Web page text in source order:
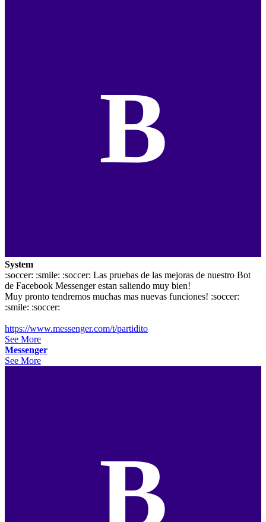
B
System
:soccer: :smile: :soccer: Las pruebas de las mejoras de nuestro Bot
de Facebook Messenger estan saliendo muy bien!
Muy pronto tendremos muchas mas nuevas funciones! :soccer:
:smile: :soccer:
https://www.messenger.com/t/partidito
See More
Messenger
See More
B